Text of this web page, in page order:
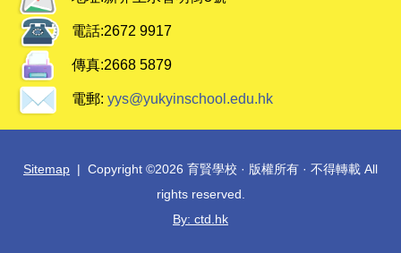
電話:2672 9917
傳真:2668 5879
電郵: yys@yukyinschool.edu.hk
Sitemap | Copyright ©2026 育賢學校 · 版權所有 · 不得轉載 All
rights reserved.
By: ctd.hk